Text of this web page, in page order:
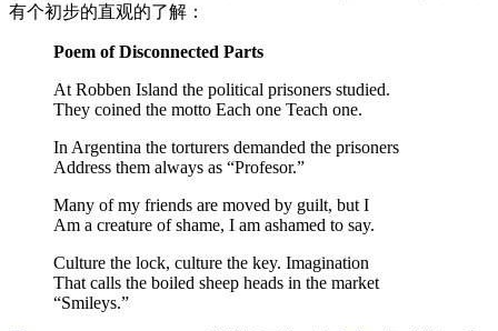
有个初步的直观的了解：
Poem of Disconnected Parts
At Robben Island the political prisoners studied.
They coined the motto Each one Teach one.
In Argentina the torturers demanded the prisoners
Address them always as “Profesor.”
Many of my friends are moved by guilt, but I
Am a creature of shame, I am ashamed to say.
Culture the lock, culture the key. Imagination
That calls the boiled sheep heads in the market
“Smileys.”